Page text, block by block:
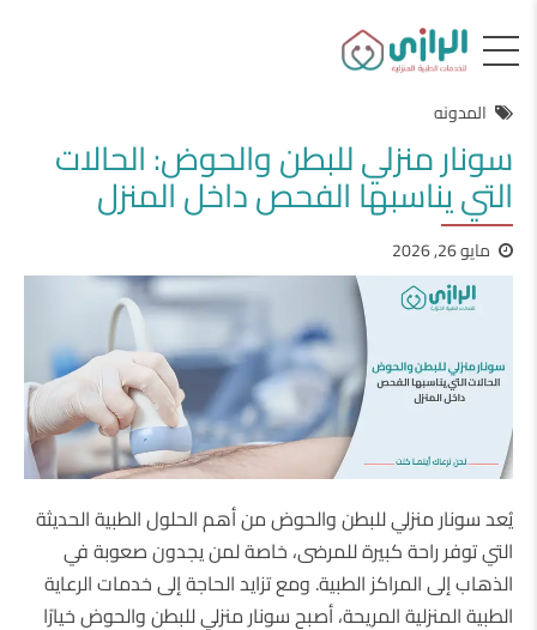
المدونه
سونار منزلي للبطن والحوض: الحالات
التي يناسبها الفحص داخل المنزل
مايو 26, 2026
يُعد سونار منزلي للبطن والحوض من أهم الحلول الطبية الحديثة
التي توفر راحة كبيرة للمرضى، خاصة لمن يجدون صعوبة في
الذهاب إلى المراكز الطبية. ومع تزايد الحاجة إلى خدمات الرعاية
الطبية المنزلية المريحة، أصبح سونار منزلي للبطن والحوض خيارًا